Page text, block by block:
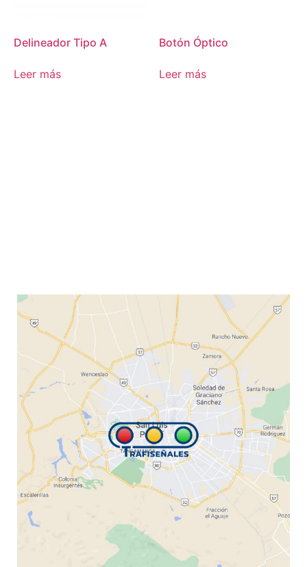
Delineador Tipo A
Leer más
Botón Óptico
Leer más